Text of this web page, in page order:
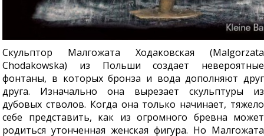
Скульптор Малгожата Ходаковская (Malgorzata
Chodakowska) из Польши создает невероятные
фонтаны, в которых бронза и вода дополняют друг
друга. Изначально она вырезает скульптуры из
дубовых стволов. Когда она только начинает, тяжело
себе представить, как из огромного бревна может
родиться утонченная женская фигура. Но Малгожата